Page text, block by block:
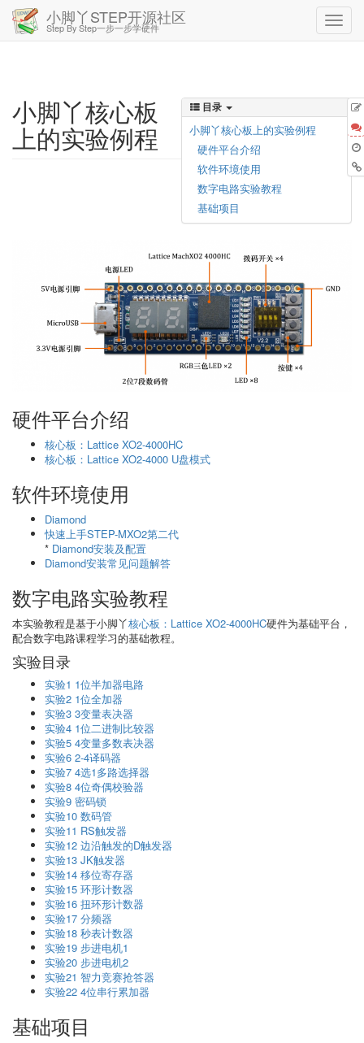
小脚丫STEP开源社区
Step By Step一步一步学硬件
目录
小脚丫核心板上的实验例程
硬件平台介绍
软件环境使用
数字电路实验教程
基础项目
小脚丫核心板
上的实验例程
硬件平台介绍
核心板：Lattice XO2-4000HC
核心板：Lattice XO2-4000 U盘模式
软件环境使用
Diamond
快速上手STEP-MXO2第二代
* Diamond安装及配置
Diamond安装常见问题解答
数字电路实验教程
本实验教程是基于小脚丫核心板：Lattice XO2-4000HC硬件为基础平台，
配合数字电路课程学习的基础教程。
实验目录
实验1 1位半加器电路
实验2 1位全加器
实验3 3变量表决器
实验4 1位二进制比较器
实验5 4变量多数表决器
实验6 2-4译码器
实验7 4选1多路选择器
实验8 4位奇偶校验器
实验9 密码锁
实验10 数码管
实验11 RS触发器
实验12 边沿触发的D触发器
实验13 JK触发器
实验14 移位寄存器
实验15 环形计数器
实验16 扭环形计数器
实验17 分频器
实验18 秒表计数器
实验19 步进电机1
实验20 步进电机2
实验21 智力竞赛抢答器
实验22 4位串行累加器
基础项目